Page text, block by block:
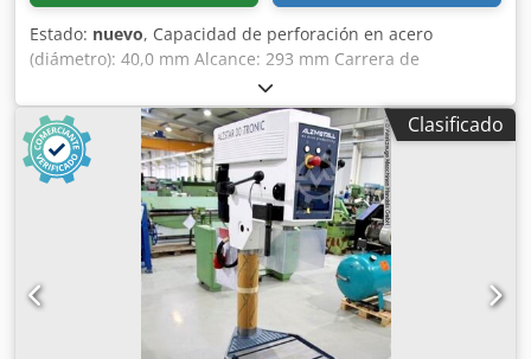
Estado: nuevo, Capacidad de perforación en acero
(diámetro): 40,0 mm Alcance: 293 mm Carrera de
perforación: 120 mm Cono Morse: 3 MT Dcedpfxoxab Rho
Ab Rjk Mesa: 515 x 360 mm Velocidad de giro: 160 - 2250
rpm Diámetro de la columna: 115 mm Avance automático:
0,10 + 0,20 mm/vuelta Ranuras en T: 2 x 14 x 224 mm
Distancia entre husillo y mesa: 117 / 701 mm Potencia del
motor: 1,45 / 1,90 kW Peso: 285 kg Altura de la máquina:
1840 mm NUEVA SERIE DE MODELOS ALZMETALL Pantalla
TFT-LCD de 7" con función táctil: * Valor objetivo de
velocidad del husillo * Visualización de la velocidad real *
Indicador de profundidad de perforación integrado * Con
función táctil para toma de punto cero * Escala virtual de
Clasificado